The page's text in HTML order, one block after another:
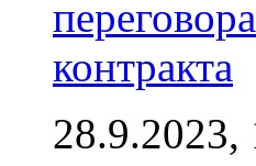
контракта
28.9.2023,